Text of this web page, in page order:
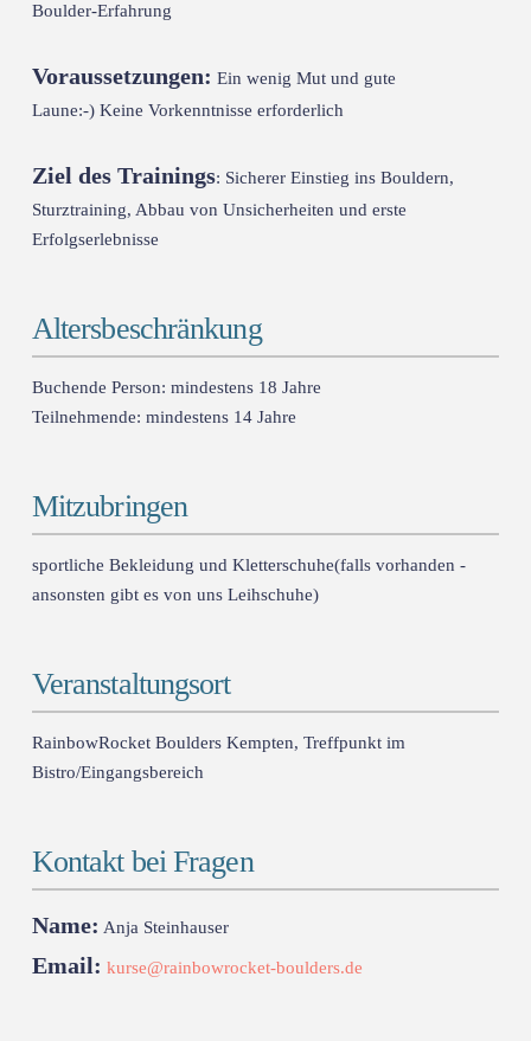
Boulder-Erfahrung
Voraussetzungen: Ein wenig Mut und gute
Laune:-) Keine Vorkenntnisse erforderlich
Ziel des Trainings: Sicherer Einstieg ins Bouldern,
Sturztraining, Abbau von Unsicherheiten und erste
Erfolgserlebnisse
Altersbeschränkung
Buchende Person: mindestens 18 Jahre
Teilnehmende: mindestens 14 Jahre
Mitzubringen
sportliche Bekleidung und Kletterschuhe(falls vorhanden -
ansonsten gibt es von uns Leihschuhe)
Veranstaltungsort
RainbowRocket Boulders Kempten, Treffpunkt im
Bistro/Eingangsbereich
Kontakt bei Fragen
Name: Anja Steinhauser
Email: kurse@rainbowrocket-boulders.de